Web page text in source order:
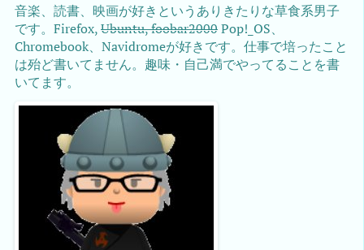
音楽、読書、映画が好きというありきたりな草食系男子
です。Firefox,Ubuntu, foobar2000Pop!_OS、
Chromebook、Navidromeが好きです。仕事で培ったこと
は殆ど書いてません。趣味・自己満でやってることを書
いてます。